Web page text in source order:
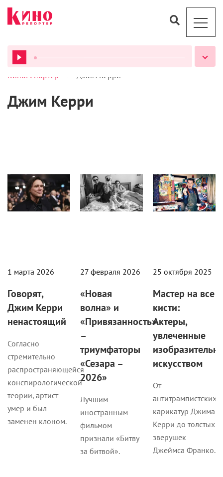
ВСЕ ПОДКАСТЫ
КиноРепортер > Джим Керри
Джим Керри
1 марта 2026
Говорят,
Джим Керри
ненастоящий
Согласно
стремительно
распространяющейся
конспирологической
теории, артист
умер и был
заменен клоном.
27 февраля 2026
«Новая
волна» и
«Привязанность»
–
триумфаторы
«Сезара –
2026»
Лучшим
иностранным
фильмом
признали «Битву
за битвой».
25 октября 2025
Мастер на все
кисти:
Актеры,
увлеченные
искусством
От
антитрампистских
карикатур Джима
Керри до толстых
зверушек
Джеймса Франко.